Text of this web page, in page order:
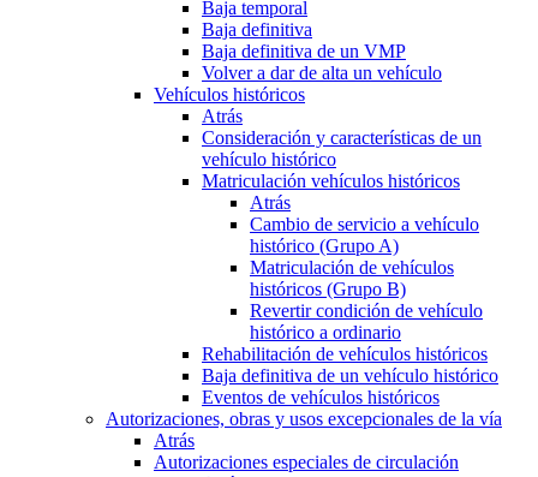
Baja temporal
Baja definitiva
Baja definitiva de un VMP
Volver a dar de alta un vehículo
Vehículos históricos
Atrás
Consideración y características de un
vehículo histórico
Matriculación vehículos históricos
Atrás
Cambio de servicio a vehículo
histórico (Grupo A)
Matriculación de vehículos
históricos (Grupo B)
Revertir condición de vehículo
histórico a ordinario
Rehabilitación de vehículos históricos
Baja definitiva de un vehículo histórico
Eventos de vehículos históricos
Autorizaciones, obras y usos excepcionales de la vía
Atrás
Autorizaciones especiales de circulación